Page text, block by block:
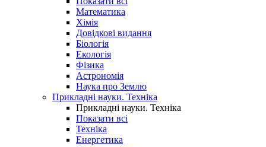
Математика
Хімія
Довідкові видання
Біологія
Екологія
Фізика
Астрономія
Наука про Землю
Прикладні науки. Техніка
Прикладні науки. Техніка
Показати всі
Техніка
Енергетика